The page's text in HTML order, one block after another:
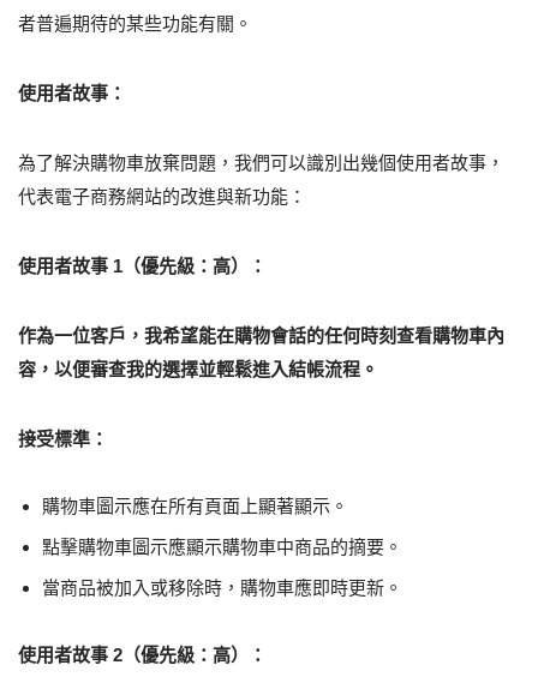
者普遍期待的某些功能有關。
使用者故事：
為了解決購物車放棄問題，我們可以識別出幾個使用者故事，
代表電子商務網站的改進與新功能：
使用者故事 1（優先級：高）：
作為一位客戶，我希望能在購物會話的任何時刻查看購物車內
容，以便審查我的選擇並輕鬆進入結帳流程。
接受標準：
購物車圖示應在所有頁面上顯著顯示。
點擊購物車圖示應顯示購物車中商品的摘要。
當商品被加入或移除時，購物車應即時更新。
使用者故事 2（優先級：高）：